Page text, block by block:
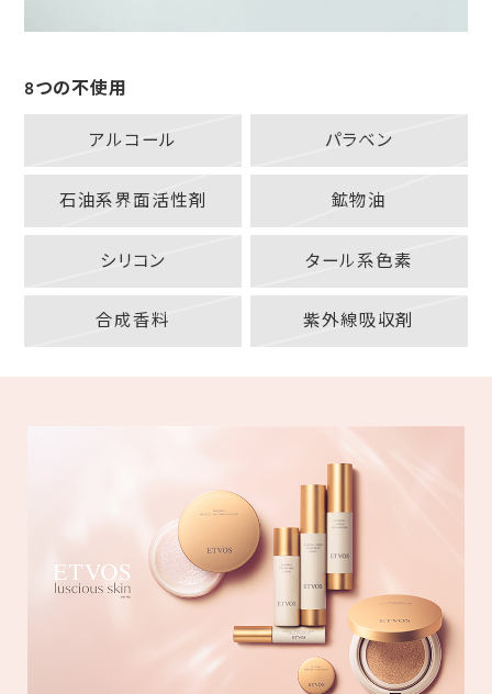
8つの不使用
アルコール パラベン
石油系界面活性剤 鉱物油
シリコン タール系色素
合成香料 紫外線吸収剤